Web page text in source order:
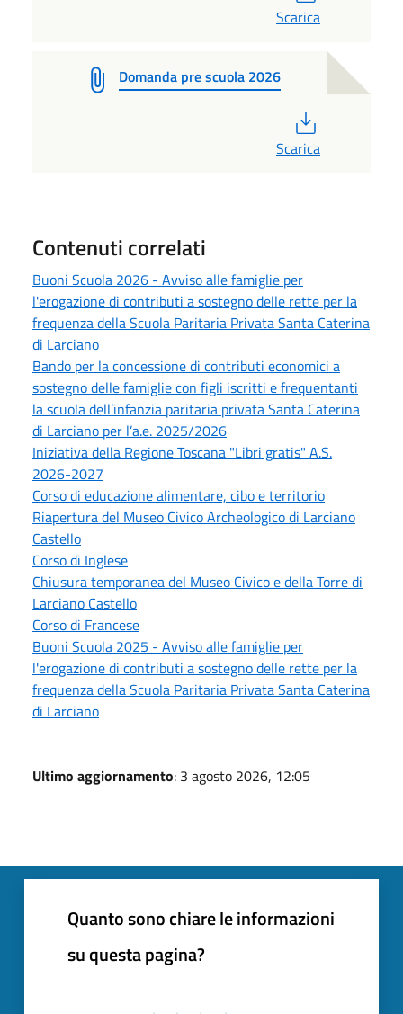
Scarica
Domanda pre scuola 2026
Scarica
Contenuti correlati
Buoni Scuola 2026 - Avviso alle famiglie per
l'erogazione di contributi a sostegno delle rette per la
frequenza della Scuola Paritaria Privata Santa Caterina
di Larciano
Bando per la concessione di contributi economici a
sostegno delle famiglie con figli iscritti e frequentanti
la scuola dell’infanzia paritaria privata Santa Caterina
di Larciano per l’a.e. 2025/2026
Iniziativa della Regione Toscana "Libri gratis" A.S.
2026-2027
Corso di educazione alimentare, cibo e territorio
Riapertura del Museo Civico Archeologico di Larciano
Castello
Corso di Inglese
Chiusura temporanea del Museo Civico e della Torre di
Larciano Castello
Corso di Francese
Buoni Scuola 2025 - Avviso alle famiglie per
l'erogazione di contributi a sostegno delle rette per la
frequenza della Scuola Paritaria Privata Santa Caterina
di Larciano
Ultimo aggiornamento: 3 agosto 2026, 12:05
Quanto sono chiare le informazioni
su questa pagina?